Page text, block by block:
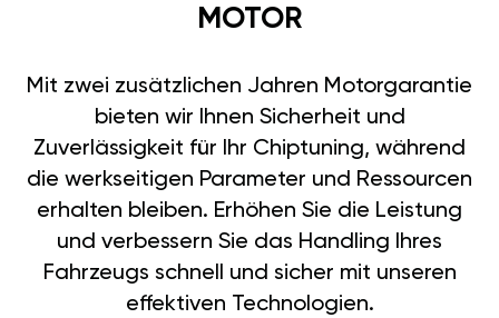
MOTOR
Mit zwei zusätzlichen Jahren Motorgarantie
bieten wir Ihnen Sicherheit und
Zuverlässigkeit für Ihr Chiptuning, während
die werkseitigen Parameter und Ressourcen
erhalten bleiben. Erhöhen Sie die Leistung
und verbessern Sie das Handling Ihres
Fahrzeugs schnell und sicher mit unseren
effektiven Technologien.